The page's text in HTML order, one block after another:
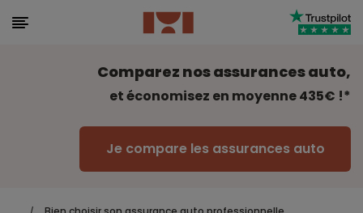
Comparez nos assurances auto,
et économisez en moyenne 435€ !*
Je compare les assurances auto